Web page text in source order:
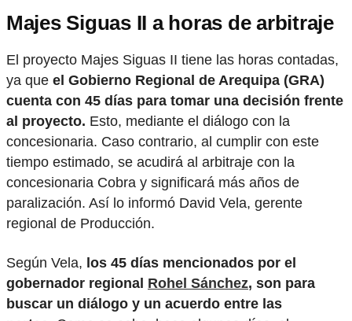
Majes Siguas II a horas de arbitraje
El proyecto Majes Siguas II tiene las horas contadas,
ya que el Gobierno Regional de Arequipa (GRA)
cuenta con 45 días para tomar una decisión frente
al proyecto. Esto, mediante el diálogo con la
concesionaria. Caso contrario, al cumplir con este
tiempo estimado, se acudirá al arbitraje con la
concesionaria Cobra y significará más años de
paralización. Así lo informó David Vela, gerente
regional de Producción.
Según Vela, los 45 días mencionados por el
gobernador regional Rohel Sánchez, son para
buscar un diálogo y un acuerdo entre las